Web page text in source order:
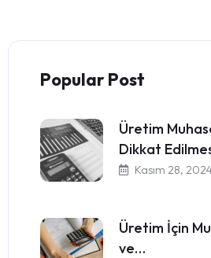
Popular Post
Üretim
Dikkat
Kasım 28,
Üretim İçin
ve…